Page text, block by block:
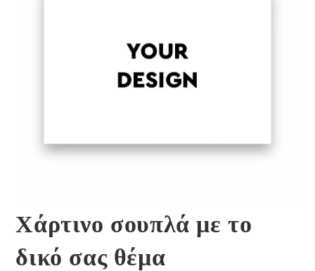
Χάρτινο σουπλά με το
δικό σας θέμα